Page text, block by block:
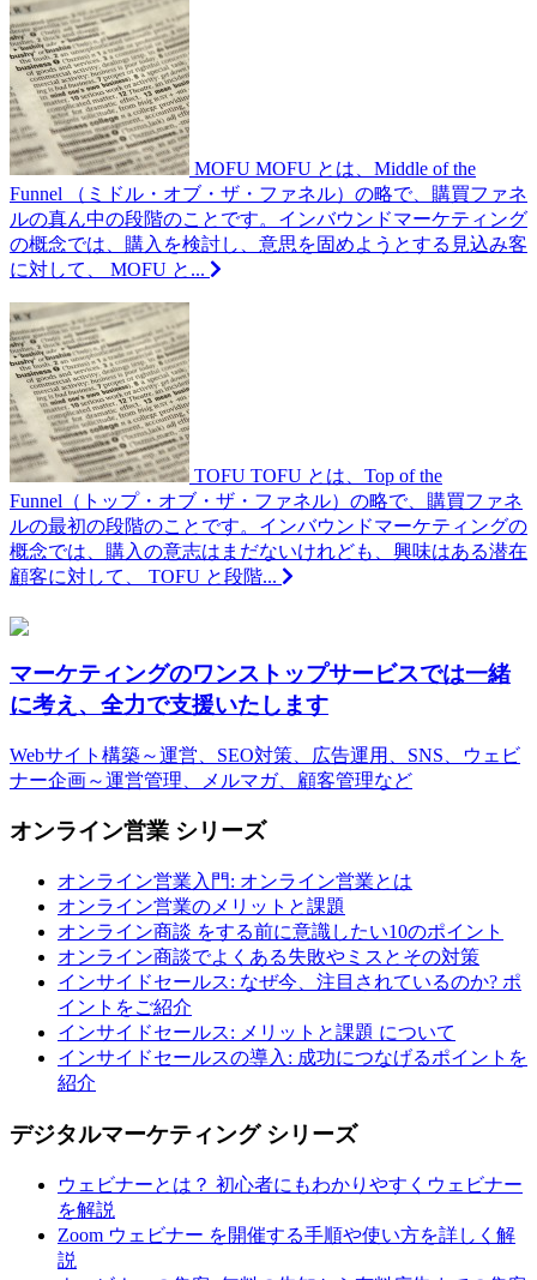
MOFU MOFU とは、Middle of the
Funnel （ミドル・オブ・ザ・ファネル）の略で、購買ファネ
ルの真ん中の段階のことです。インバウンドマーケティング
の概念では、購入を検討し、意思を固めようとする見込み客
に対して、 MOFU と...
TOFU TOFU とは、Top of the
Funnel（トップ・オブ・ザ・ファネル）の略で、購買ファネ
ルの最初の段階のことです。インバウンドマーケティングの
概念では、購入の意志はまだないけれども、興味はある潜在
顧客に対して、 TOFU と段階...
マーケティングのワンストップサービスでは一緒
に考え、全力で支援いたします
Webサイト構築～運営、SEO対策、広告運用、SNS、ウェビ
ナー企画～運営管理、メルマガ、顧客管理など
オンライン営業 シリーズ
オンライン営業入門: オンライン営業とは
オンライン営業のメリットと課題
オンライン商談 をする前に意識したい10のポイント
オンライン商談でよくある失敗やミスとその対策
インサイドセールス: なぜ今、注目されているのか? ポ
イントをご紹介
インサイドセールス: メリットと課題 について
インサイドセールスの導入: 成功につなげるポイントを
紹介
デジタルマーケティング シリーズ
ウェビナーとは？ 初心者にもわかりやすくウェビナー
を解説
Zoom ウェビナー を開催する手順や使い方を詳しく解
説